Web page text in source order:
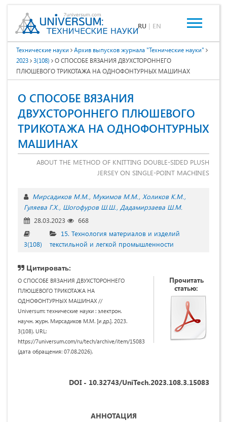
RU | EN
Технические науки
Архив выпусков журнала "Технические науки"
2023
3(108)
О СПОСОБЕ ВЯЗАНИЯ ДВУХСТОРОННЕГО
ПЛЮШЕВОГО ТРИКОТАЖА НА ОДНОФОНТУРНЫХ МАШИНАХ
О СПОСОБЕ ВЯЗАНИЯ
ДВУХСТОРОННЕГО ПЛЮШЕВОГО
ТРИКОТАЖА НА ОДНОФОНТУРНЫХ
МАШИНАХ
ABOUT THE METHOD OF KNITTING DOUBLE-SIDED PLUSH
JERSEY ON SINGLE-POINT MACHINES
Мирсадиков М.М. Мукимов М.М. Холиков К.М.
Гуляева Г.Х. Шогофуров Ш.Ш. Дадамирзаева Ш.М.
28.03.2023
668
3(108)
15. Технология материалов и изделий
текстильной и легкой промышленности
Цитировать:
О СПОСОБЕ ВЯЗАНИЯ ДВУХСТОРОННЕГО
ПЛЮШЕВОГО ТРИКОТАЖА НА
ОДНОФОНТУРНЫХ МАШИНАХ //
Universum: технические науки : электрон.
научн. журн. Мирсадиков М.М. [и др.]. 2023.
3(108). URL:
https://7universum.com/ru/tech/archive/item/15083
(дата обращения: 07.08.2026).
Прочитать
статью:
DOI - 10.32743/UniTech.2023.108.3.15083
АННОТАЦИЯ